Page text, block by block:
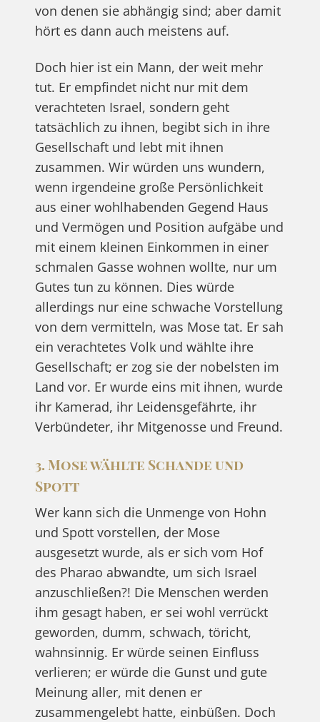
von denen sie abhängig sind; aber damit
hört es dann auch meistens auf.
Doch hier ist ein Mann, der weit mehr
tut. Er empfindet nicht nur mit dem
verachteten Israel, sondern geht
tatsächlich zu ihnen, begibt sich in ihre
Gesellschaft und lebt mit ihnen
zusammen. Wir würden uns wundern,
wenn irgendeine große Persönlichkeit
aus einer wohlhabenden Gegend Haus
und Vermögen und Position aufgäbe und
mit einem kleinen Einkommen in einer
schmalen Gasse wohnen wollte, nur um
Gutes tun zu können. Dies würde
allerdings nur eine schwache Vorstellung
von dem vermitteln, was Mose tat. Er sah
ein verachtetes Volk und wählte ihre
Gesellschaft; er zog sie der nobelsten im
Land vor. Er wurde eins mit ihnen, wurde
ihr Kamerad, ihr Leidensgefährte, ihr
Verbündeter, ihr Mitgenosse und Freund.
3. Mose wählte Schande und
Spott
Wer kann sich die Unmenge von Hohn
und Spott vorstellen, der Mose
ausgesetzt wurde, als er sich vom Hof
des Pharao abwandte, um sich Israel
anzuschließen?! Die Menschen werden
ihm gesagt haben, er sei wohl verrückt
geworden, dumm, schwach, töricht,
wahnsinnig. Er würde seinen Einfluss
verlieren; er würde die Gunst und gute
Meinung aller, mit denen er
zusammengelebt hatte, einbüßen. Doch